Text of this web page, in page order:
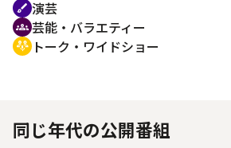
brush 演芸
groups 芸能・バラエティー
adaptive_audio_mic トーク・ワイドショー
同じ年代の公開番組